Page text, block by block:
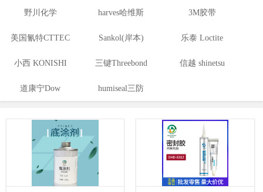
可)
野川化学 harves哈维斯 3M胶带
美国氰特CTTEC Sankol(岸本) 乐泰 Loctite
小西 KONISHI 三键Threebond 信越 shinetsu
道康宁Dow humiseal三防